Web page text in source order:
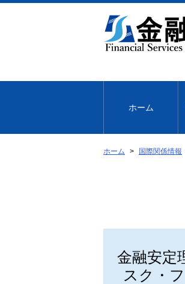
文
移
ホーム
ホーム 国際関係情報
金融安定
スク・